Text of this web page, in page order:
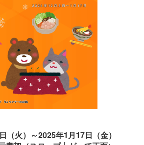
（火）～2025年1月17日（金）